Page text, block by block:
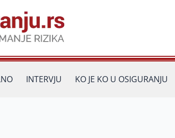
INTERVJU KO JE KO U OSIGURANJU